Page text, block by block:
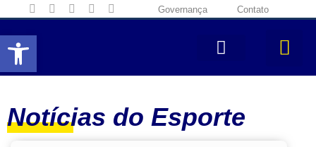
Abrir a barra de ferramentas
Governança Contato
Notícias do Esporte